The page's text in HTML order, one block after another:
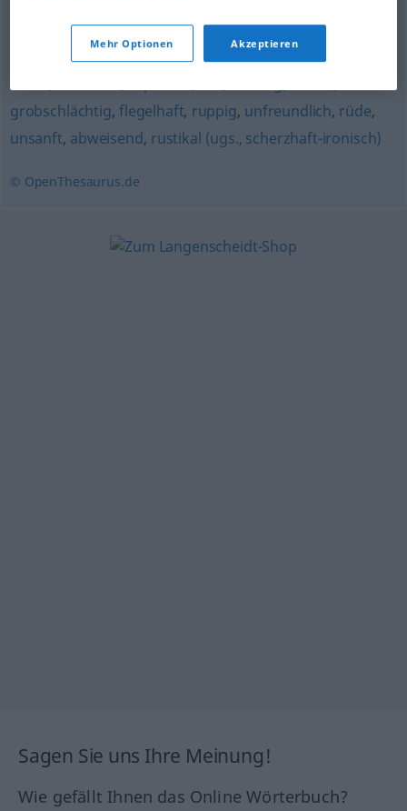
ungeschliffen,pampig (ugs.),nassforsch (geh.)
derb,raubeinig,grob , unwirsch schroff
brüsk
grobschlächtig, flegelhaft, ruppig, unfreundlich, rüde,
unsanft, abweisend, rustikal (ugs., scherzhaft-ironisch)
© OpenThesaurus.de
Sagen Sie uns Ihre Meinung!
Wie gefällt Ihnen das Online Wörterbuch?
Mehr Optionen Akzeptieren